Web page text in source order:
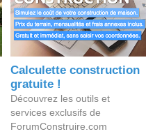
Calculette construction
gratuite !
Découvrez les outils et
services exclusifs de
ForumConstruire.com